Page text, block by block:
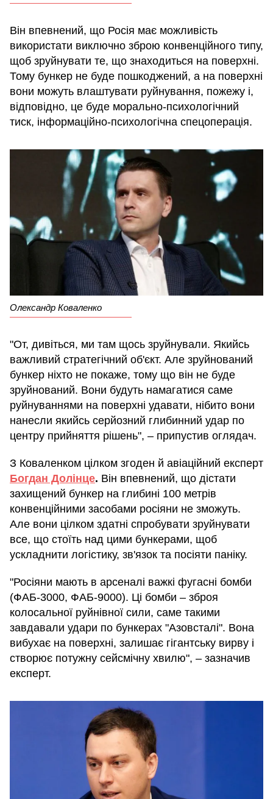
Він впевнений, що Росія має можливість
використати виключно зброю конвенційного типу,
щоб зруйнувати те, що знаходиться на поверхні.
Тому бункер не буде пошкоджений, а на поверхні
вони можуть влаштувати руйнування, пожежу і,
відповідно, це буде морально-психологічний
тиск, інформаційно-психологічна спецоперація.
Олександр Коваленко
"От, дивіться, ми там щось зруйнували. Якийсь
важливий стратегічний об'єкт. Але зруйнований
бункер ніхто не покаже, тому що він не буде
зруйнований. Вони будуть намагатися саме
руйнуваннями на поверхні удавати, нібито вони
нанесли якийсь серйозний глибинний удар по
центру прийняття рішень", – припустив оглядач.
З Коваленком цілком згоден й авіаційний експерт
Богдан Долінце. Він впевнений, що дістати
захищений бункер на глибині 100 метрів
конвенційними засобами росіяни не зможуть.
Але вони цілком здатні спробувати зруйнувати
все, що стоїть над цими бункерами, щоб
ускладнити логістику, зв'язок та посіяти паніку.
"Росіяни мають в арсеналі важкі фугасні бомби
(ФАБ-3000, ФАБ-9000). Ці бомби – зброя
колосальної руйнівної сили, саме такими
завдавали удари по бункерах "Азовсталі". Вона
вибухає на поверхні, залишає гігантську вирву і
створює потужну сейсмічну хвилю", – зазначив
експерт.